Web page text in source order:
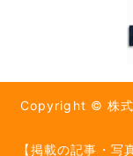
Copyright © 株式
【掲載の記事・